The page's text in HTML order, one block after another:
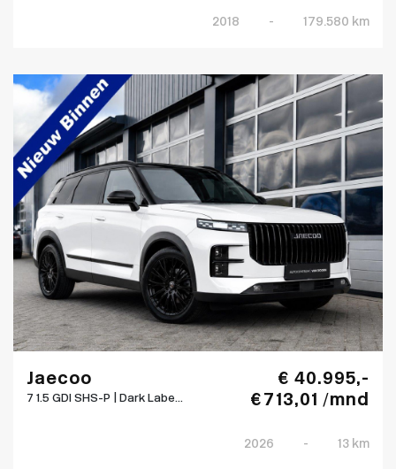
2018 - 179.580 km
Jaecoo
7 1.5 GDI SHS-P | Dark Labe...
€ 40.995,-
€ 713,01 /mnd
2026 - 13 km